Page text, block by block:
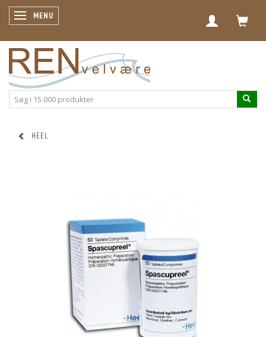
SKIFTE NAVIGATION
MENU
HEEL